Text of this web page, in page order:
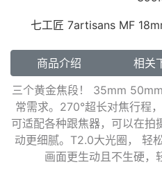
七工匠 7artisans MF
商品介绍 相关
三个黄金焦段！ 35mm
常需求。270°超长对焦行程
可适配各种跟焦器，可以在拍
动更细腻。T2.0大光圈， 轻
画面更生动且不生硬，